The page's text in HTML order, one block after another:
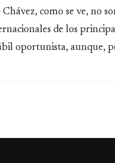
como se ve, no
de los
oportunista, aunque,